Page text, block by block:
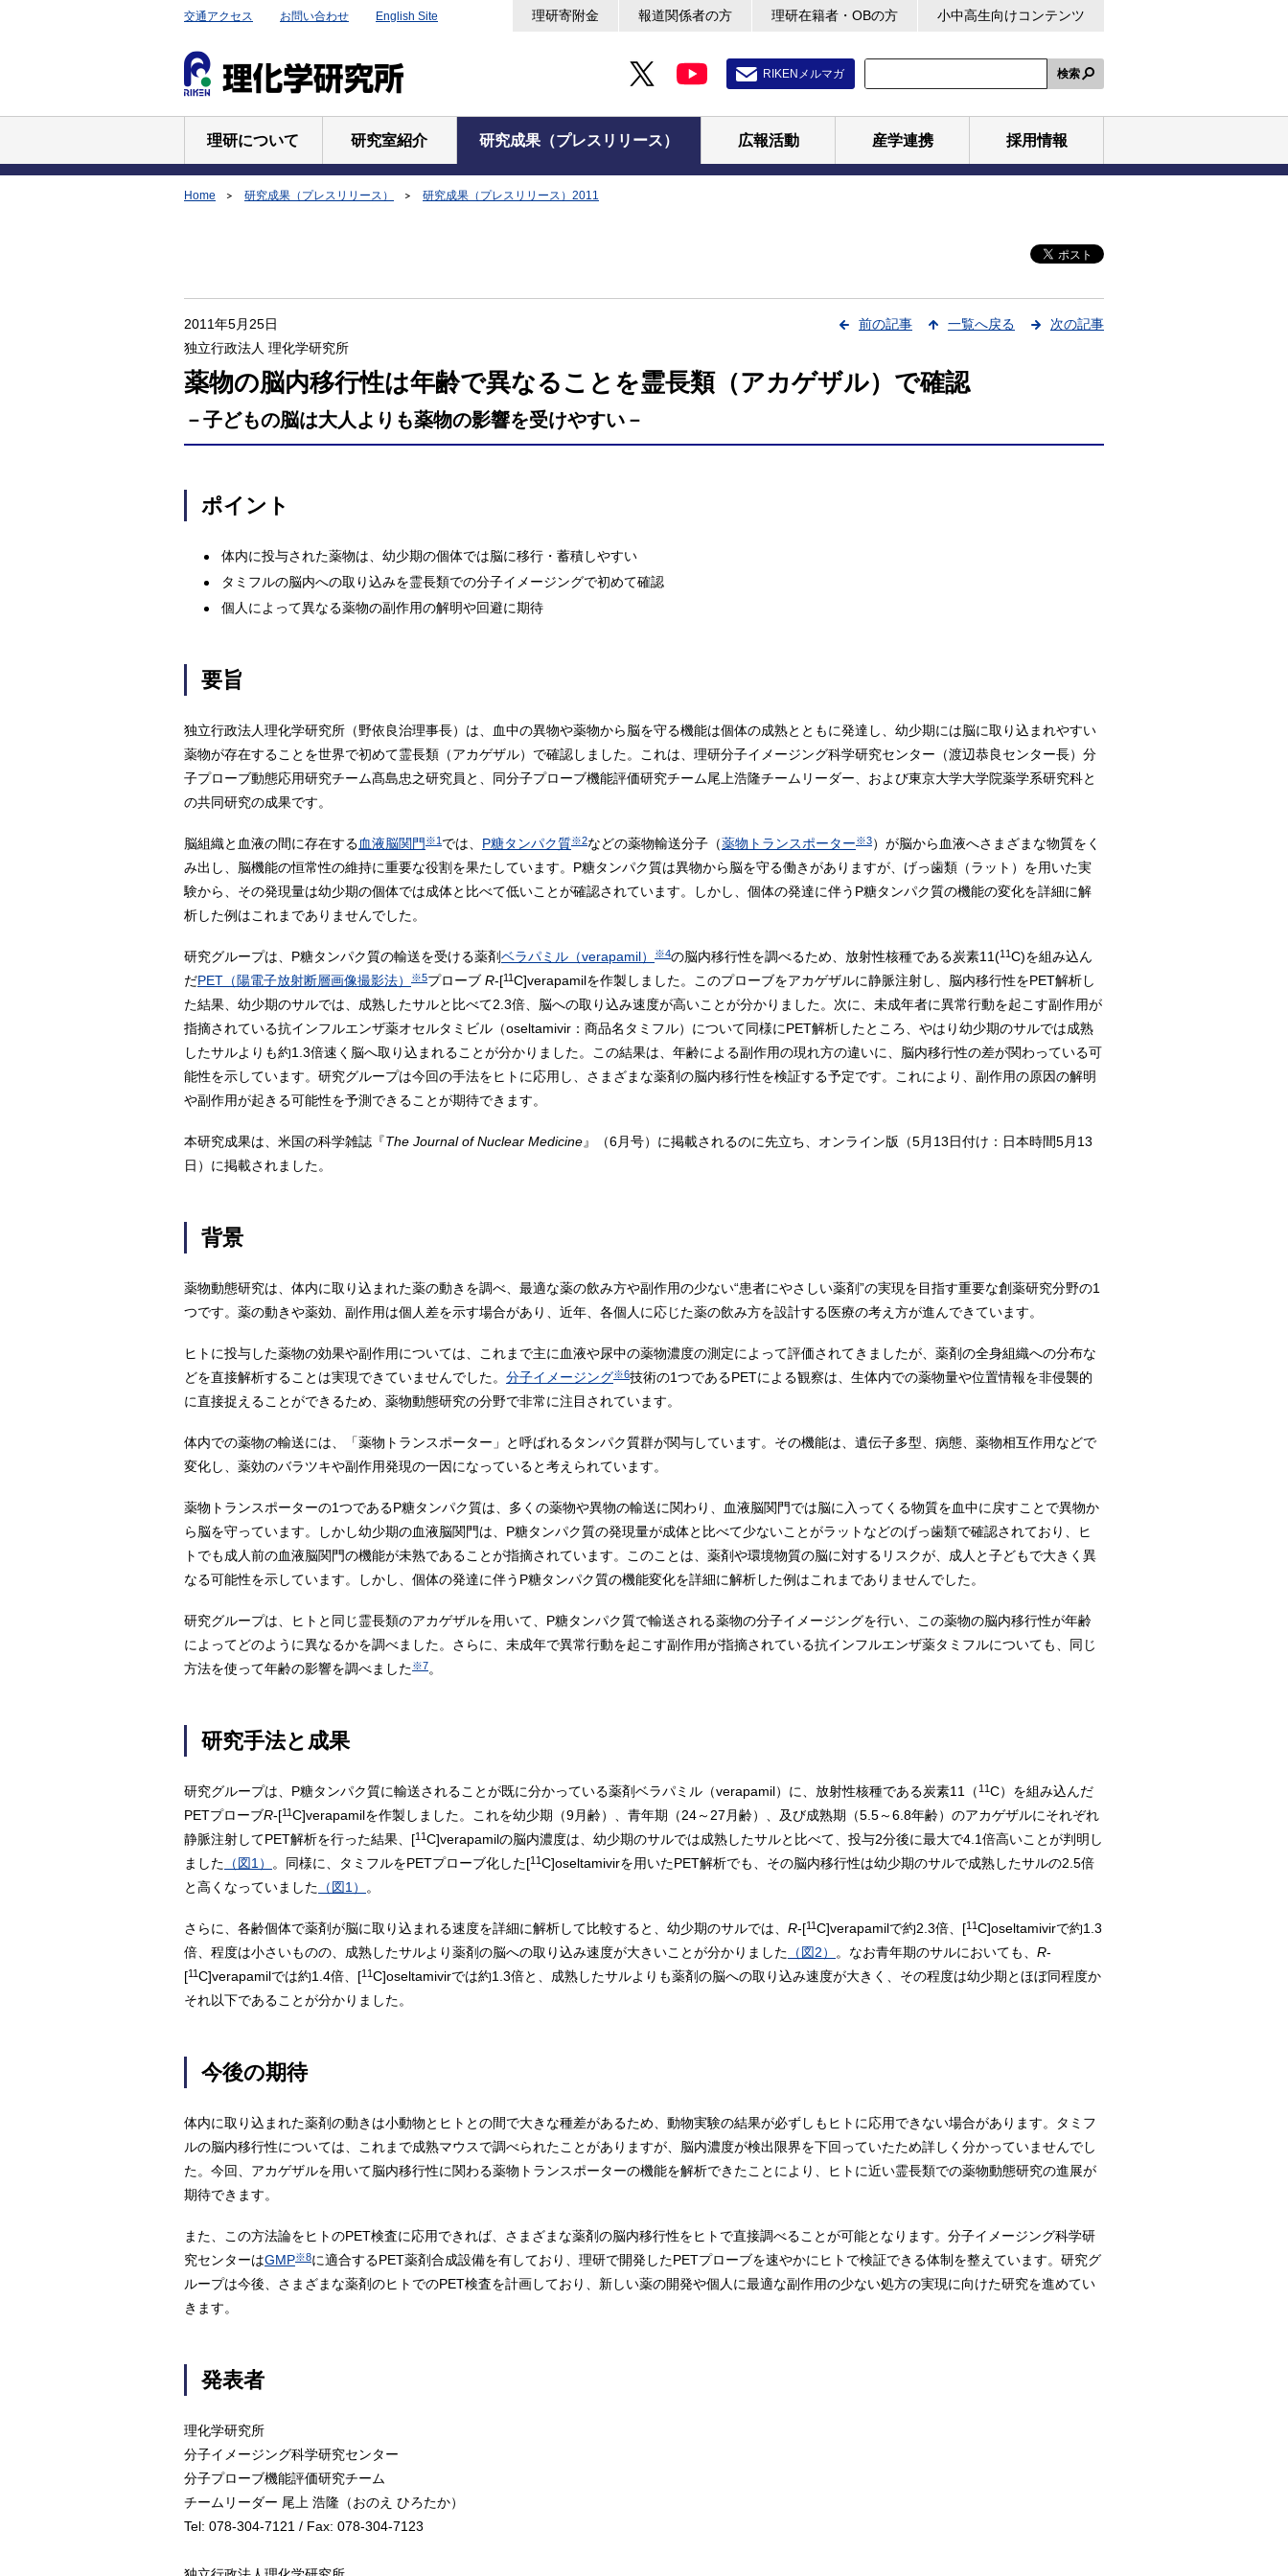
交通アクセス お問い合わせ English Site 理研寄附金 報道関係者の方 理研在籍者・OBの方 小中高生向けコンテンツ
RIKENメルマガ 検索
理研について 研究室紹介 研究成果（プレスリリース） 広報活動 産学連携 採用情報
Home 研究成果（プレスリリース） 研究成果（プレスリリース）2011
前の記事 一覧へ戻る 次の記事
2011年5月25日
独立行政法人 理化学研究所
薬物の脳内移行性は年齢で異なることを霊長類（アカゲザル）で確認
－子どもの脳は大人よりも薬物の影響を受けやすい－
ポイント
体内に投与された薬物は、幼少期の個体では脳に移行・蓄積しやすい
タミフルの脳内への取り込みを霊長類での分子イメージングで初めて確認
個人によって異なる薬物の副作用の解明や回避に期待
要旨
独立行政法人理化学研究所（野依良治理事長）は、血中の異物や薬物から脳を守る機能は個体の成熟とともに発達し、幼少期には脳に取り込まれやすい
薬物が存在することを世界で初めて霊長類（アカゲザル）で確認しました。これは、理研分子イメージング科学研究センター（渡辺恭良センター長）分
子プローブ動態応用研究チーム髙島忠之研究員と、同分子プローブ機能評価研究チーム尾上浩隆チームリーダー、および東京大学大学院薬学系研究科と
の共同研究の成果です。
脳組織と血液の間に存在する血液脳関門 ※1 では、 P糖タンパク質※2などの薬物輸送分子（薬物トランスポーター※3）が脳から血液へさまざまな物質をく
み出し、脳機能の恒常性の維持に重要な役割を果たしています。P糖タンパク質は異物から脳を守る働きがありますが、げっ歯類（ラット）を用いた実
験から、その発現量は幼少期の個体では成体と比べて低いことが確認されています。しかし、個体の発達に伴うP糖タンパク質の機能の変化を詳細に解
析した例はこれまでありませんでした。
研究グループは、P糖タンパク質の輸送を受ける薬剤ベラパミル（verapamil） ※4の脳内移行性を調べるため、放射性核種である炭素11(11C)を組み込ん
だPET（陽電子放射断層画像撮影法） ※5プローブ R-[11C]verapamilを作製しました。このプローブをアカゲザルに静脈注射し、脳内移行性をPET解析し
た結果、幼少期のサルでは、成熟したサルと比べて2.3倍、脳への取り込み速度が高いことが分かりました。次に、未成年者に異常行動を起こす副作用が
指摘されている抗インフルエンザ薬オセルタミビル（oseltamivir：商品名タミフル）について同様にPET解析したところ、やはり幼少期のサルでは成熟
したサルよりも約1.3倍速く脳へ取り込まれることが分かりました。この結果は、年齢による副作用の現れ方の違いに、脳内移行性の差が関わっている可
能性を示しています。研究グループは今回の手法をヒトに応用し、さまざまな薬剤の脳内移行性を検証する予定です。これにより、副作用の原因の解明
や副作用が起きる可能性を予測できることが期待できます。
本研究成果は、米国の科学雑誌『The Journal of Nuclear Medicine』（6月号）に掲載されるのに先立ち、オンライン版（5月13日付け：日本時間5月13
日）に掲載されました。
背景
薬物動態研究は、体内に取り込まれた薬の動きを調べ、最適な薬の飲み方や副作用の少ない“患者にやさしい薬剤”の実現を目指す重要な創薬研究分野の1
つです。薬の動きや薬効、副作用は個人差を示す場合があり、近年、各個人に応じた薬の飲み方を設計する医療の考え方が進んできています。
ヒトに投与した薬物の効果や副作用については、これまで主に血液や尿中の薬物濃度の測定によって評価されてきましたが、薬剤の全身組織への分布な
どを直接解析することは実現できていませんでした。 分子イメージング※6技術の1つであるPETによる観察は、生体内での薬物量や位置情報を非侵襲的
に直接捉えることができるため、薬物動態研究の分野で非常に注目されています。
体内での薬物の輸送には、「薬物トランスポーター」と呼ばれるタンパク質群が関与しています。その機能は、遺伝子多型、病態、薬物相互作用などで
変化し、薬効のバラツキや副作用発現の一因になっていると考えられています。
薬物トランスポーターの1つであるP糖タンパク質は、多くの薬物や異物の輸送に関わり、血液脳関門では脳に入ってくる物質を血中に戻すことで異物か
ら脳を守っています。しかし幼少期の血液脳関門は、P糖タンパク質の発現量が成体と比べて少ないことがラットなどのげっ歯類で確認されており、ヒ
トでも成人前の血液脳関門の機能が未熟であることが指摘されています。このことは、薬剤や環境物質の脳に対するリスクが、成人と子どもで大きく異
なる可能性を示しています。しかし、個体の発達に伴うP糖タンパク質の機能変化を詳細に解析した例はこれまでありませんでした。
研究グループは、ヒトと同じ霊長類のアカゲザルを用いて、P糖タンパク質で輸送される薬物の分子イメージングを行い、この薬物の脳内移行性が年齢
によってどのように異なるかを調べました。さらに、未成年で異常行動を起こす副作用が指摘されている抗インフルエンザ薬タミフルについても、同じ
方法を使って年齢の影響を調べました※7。
研究手法と成果
研究グループは、P糖タンパク質に輸送されることが既に分かっている薬剤ベラパミル（verapamil）に、放射性核種である炭素11（ 11C）を組み込んだ
PETプローブR-[11C]verapamilを作製しました。これを幼少期（9月齢）、青年期（24～27月齢）、及び成熟期（5.5～6.8年齢）のアカゲザルにそれぞれ
静脈注射してPET解析を行った結果、[11C]verapamilの脳内濃度は、幼少期のサルでは成熟したサルと比べて、投与2分後に最大で4.1倍高いことが判明し
ました （図1） 。同様に、タミフルをPETプローブ化した[11C]oseltamivirを用いたPET解析でも、その脳内移行性は幼少期のサルで成熟したサルの2.5倍
と高くなっていました （図1） 。
さらに、各齢個体で薬剤が脳に取り込まれる速度を詳細に解析して比較すると、幼少期のサルでは、 R-[11C]verapamilで約2.3倍、[11C]oseltamivirで約1.3
倍、程度は小さいものの、成熟したサルより薬剤の脳への取り込み速度が大きいことが分かりました （図2） 。なお青年期のサルにおいても、 R-
[11C]verapamilでは約1.4倍、[11C]oseltamivirでは約1.3倍と、成熟したサルよりも薬剤の脳への取り込み速度が大きく、その程度は幼少期とほぼ同程度か
それ以下であることが分かりました。
今後の期待
体内に取り込まれた薬剤の動きは小動物とヒトとの間で大きな種差があるため、動物実験の結果が必ずしもヒトに応用できない場合があります。タミフ
ルの脳内移行性については、これまで成熟マウスで調べられたことがありますが、脳内濃度が検出限界を下回っていたため詳しく分かっていませんでし
た。今回、アカゲザルを用いて脳内移行性に関わる薬物トランスポーターの機能を解析できたことにより、ヒトに近い霊長類での薬物動態研究の進展が
期待できます。
また、この方法論をヒトのPET検査に応用できれば、さまざまな薬剤の脳内移行性をヒトで直接調べることが可能となります。分子イメージング科学研
究センターはGMP※8に適合するPET薬剤合成設備を有しており、理研で開発したPETプローブを速やかにヒトで検証できる体制を整えています。研究グ
ループは今後、さまざまな薬剤のヒトでのPET検査を計画しており、新しい薬の開発や個人に最適な副作用の少ない処方の実現に向けた研究を進めてい
きます。
発表者
理化学研究所
分子イメージング科学研究センター
分子プローブ機能評価研究チーム
チームリーダー 尾上 浩隆（おのえ ひろたか）
Tel: 078-304-7121 / Fax: 078-304-7123